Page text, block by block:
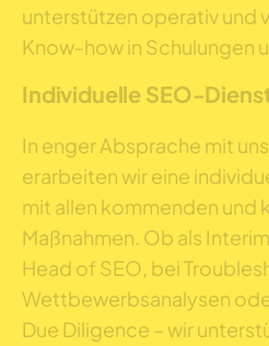
unterstützen operativ und
Know-how in Schulungen
Individuelle SEO-
In enger Absprache mit
erarbeiten wir eine
mit allen kommenden und
Maßnahmen. Ob als
Head of SEO, bei
Wettbewerbsanalysen
Due Diligence – wir